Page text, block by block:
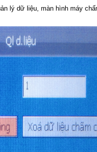
lý dữ liệu, màn hình máy